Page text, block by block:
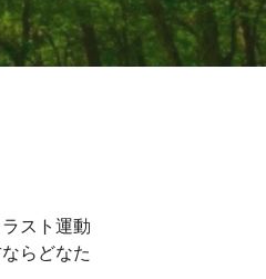
スト運動
らどなた